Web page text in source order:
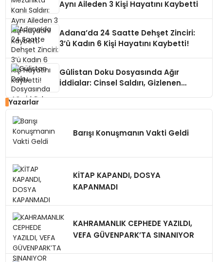
Aynı Aileden 3 Kişi Hayatını Kaybetti
Adana’da 24 Saatte Dehşet Zinciri:
3’ü Kadın 6 Kişi Hayatını Kaybetti!
Gülistan Doku Dosyasında Ağır
İddialar: Cinsel Saldırı, Gizlenen
Yazarlar
Barışı Konuşmanın Vakti Geldi
KİTAP KAPANDI, DOSYA
KAPANMADI
KAHRAMANLIK CEPHEDE YAZILDI,
VEFA GÜVENPARK’TA SINANIYOR